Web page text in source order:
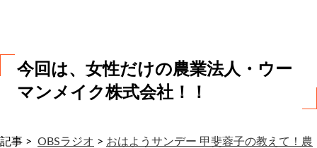
今回は、女性だけの農業法人・ウー
マンメイク株式会社！！
記事 > OBSラジオ > おはようサンデー 甲斐蓉子の教えて！農